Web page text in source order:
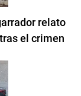
relato
el crimen